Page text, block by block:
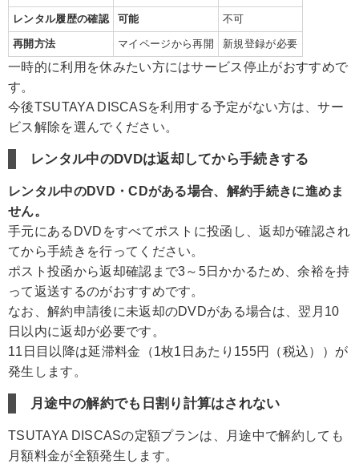
レンタル履歴の確認 可能 不可
再開方法 マイページから再開 新規登録が必要
一時的に利用を休みたい方にはサービス停止がおすすめで
す。
今後TSUTAYA DISCASを利用する予定がない方は、サー
ビス解除を選んでください。
レンタル中のDVDは返却してから手続きする
レンタル中のDVD・CDがある場合、解約手続きに進めま
せん。
手元にあるDVDをすべてポストに投函し、返却が確認され
てから手続きを行ってください。
ポスト投函から返却確認まで3～5日かかるため、余裕を持
って返送するのがおすすめです。
なお、解約申請後に未返却のDVDがある場合は、翌月10
日以内に返却が必要です。
11日目以降は延滞料金（1枚1日あたり155円（税込））が
発生します。
月途中の解約でも日割り計算はされない
TSUTAYA DISCASの定額プランは、月途中で解約しても
月額料金が全額発生します。